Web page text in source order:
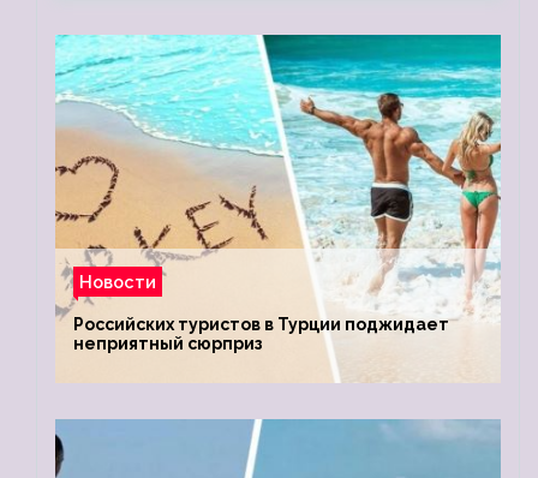
Новости
Российских туристов в Турции поджидает
неприятный сюрприз